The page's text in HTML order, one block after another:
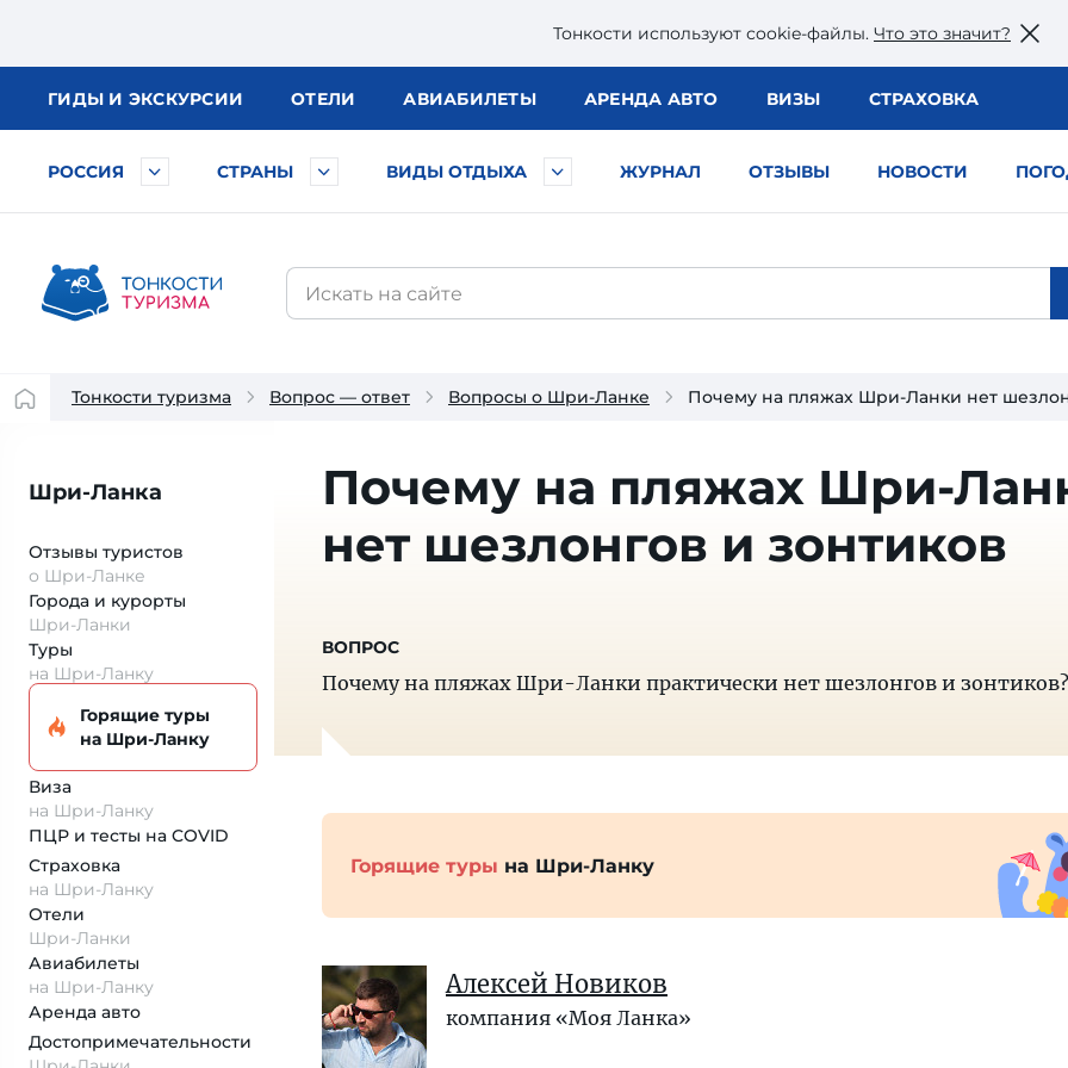
Тонкости используют сookie-файлы. Что это значит?
ГИДЫ И ЭКСКУРСИИ ОТЕЛИ АВИАБИЛЕТЫ АРЕНДА АВТО ВИЗЫ СТРАХОВКА
РОССИЯ СТРАНЫ ВИДЫ ОТДЫХА ЖУРНАЛ ОТЗЫВЫ НОВОСТИ
Тонкости туризма Вопрос — ответ Вопросы о Шри-Ланке Почему на пляжах Шри-Ланки нет
Шри-Ланка
Отзывы туристов
о Шри-Ланке
Города и курорты
Шри-Ланки
Туры
на Шри-Ланку
Горящие туры
на Шри-Ланку
Виза
на Шри-Ланку
ПЦР и тесты на COVID
Страховка
на Шри-Ланку
Отели
Шри-Ланки
Авиабилеты
на Шри-Ланку
Аренда авто
Достопримеча­тельности
Почему на пляжах Шри-
нет шезлонгов и зонтиков
Почему на пляжах Шри-Ланки практически нет шезлонгов и зонтиков?
Горящие туры на Шри-Ланку
Алексей Новиков
компания «Моя Ланка»